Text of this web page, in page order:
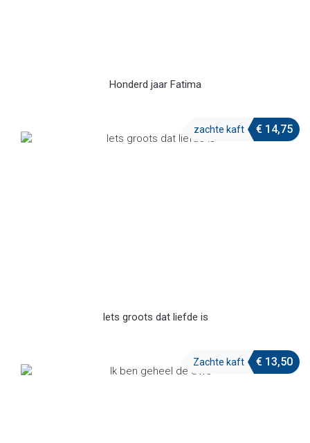
Honderd jaar Fatima
Iets groots dat liefde is
zachte kaft € 14,75
Zachte kaft € 13,50